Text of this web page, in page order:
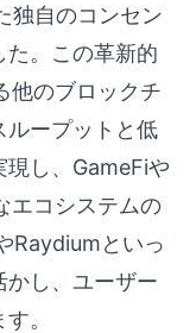
独自のコンセン
。この革新的
他のブロックチ
ループットと低
現し、GameFiや
エコシステムの
Raydiumといっ
かし、ユーザー
。